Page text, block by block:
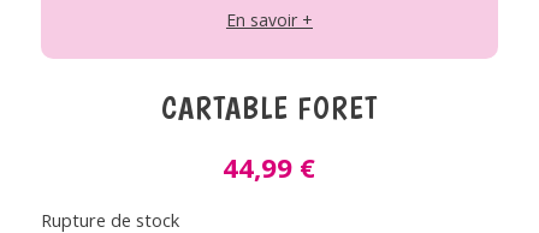
– Peut contenir un format A4.
Matière : PET (bouteilles en plastique
Coloris : Rose, corail
En savoir +
CARTABLE FORET
44,99 €
Rupture de stock